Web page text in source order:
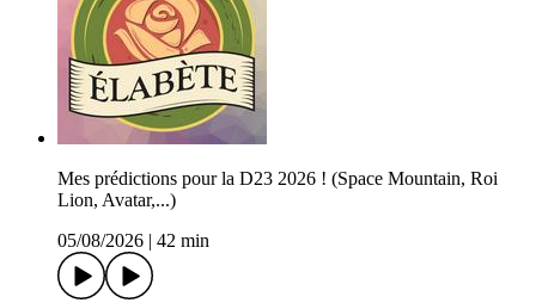
Mes prédictions pour la D23 2026 ! (Space Mountain, Roi
Lion, Avatar,...)
05/08/2026
42 min